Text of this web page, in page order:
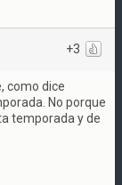
+3
como dice
No porque
temporada y de